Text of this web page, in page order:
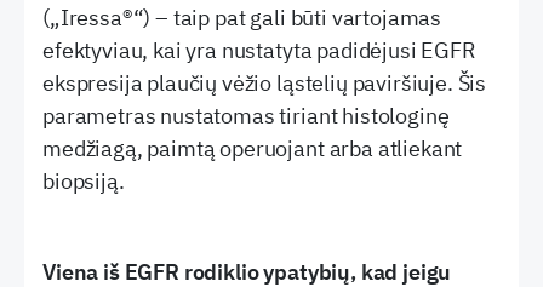
(„Iressa®“) – taip pat gali būti vartojamas
efektyviau, kai yra nustatyta padidėjusi EGFR
ekspresija plaučių vėžio ląstelių paviršiuje. Šis
parametras nustatomas tiriant histologinę
medžiagą, paimtą operuojant arba atliekant
biopsiją.
Viena iš EGFR rodiklio ypatybių, kad jeigu